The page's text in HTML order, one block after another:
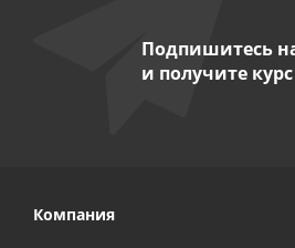
Подпишитесь
и получите
Компания